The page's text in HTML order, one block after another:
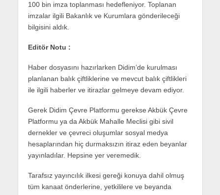
100 bin imza toplanması hedefleniyor. Toplanan
imzalar ilgili Bakanlık ve Kurumlara gönderileceği
bilgisini aldık.
Editör Notu :
Haber dosyasını hazırlarken Didim’de kurulması
planlanan balık çiftliklerine ve mevcut balık çiftlikleri
ile ilgili haberler ve itirazlar gelmeye devam ediyor.
Gerek Didim Çevre Platformu gerekse Akbük Çevre
Platformu ya da Akbük Mahalle Meclisi gibi sivil
dernekler ve çevreci oluşumlar sosyal medya
hesaplarından hiç durmaksızın itiraz eden beyanlar
yayınladılar. Hepsine yer veremedik.
Tarafsız yayıncılık ilkesi gereği konuya dahil olmuş
tüm kanaat önderlerine, yetkililere ve beyanda